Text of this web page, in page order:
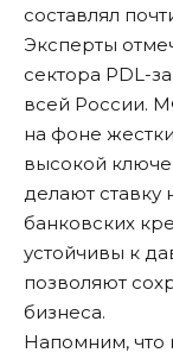
составлял
Эксперты
сектора PDL-
всей России.
на фоне
высокой
делают ставку
банковских
устойчивы к
позволяют
бизнеса.
Напомним, что